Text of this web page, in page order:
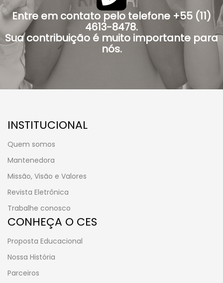
Entre em contato pelo telefone +55 (11)
4613-8478.
Sua contribuição é muito importante para
nós.
INSTITUCIONAL
Quem somos
Mantenedora
Missão, Visão e Valores
Revista Eletrônica
Trabalhe conosco
CONHEÇA O CES
Proposta Educacional
Nossa História
Parceiros